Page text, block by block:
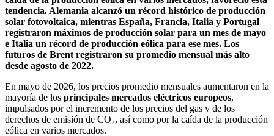
tendencia. Alemania alcanzó un récord histórico de producción
solar fotovoltaica, mientras España, Francia, Italia y Portugal
registraron máximos de producción solar para un mes de mayo
e Italia un récord de producción eólica para ese mes. Los
futuros de Brent registraron su promedio mensual más alto
desde agosto de 2022.
En mayo de 2026, los precios promedio mensuales aumentaron en la
mayoría de los principales mercados eléctricos europeos,
impulsados por el incremento de los precios del gas y de los
derechos de emisión de CO₂, así como por la caída de la producción
eólica en varios mercados.